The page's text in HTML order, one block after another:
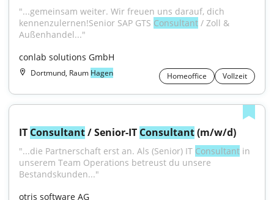
"...gemeinsam weiter. Wir freuen uns darauf, dich
kennenzulernen!Senior SAP GTS Consultant / Zoll &
Außenhandel..."
conlab solutions GmbH
Dortmund, Raum Hagen Homeoffice Vollzeit
IT Consultant / Senior-IT Consultant (m/w/d)
"...die Partnerschaft erst an. Als (Senior) IT Consultant in
unserem Team Operations betreust du unsere
Bestandskunden..."
otris software AG